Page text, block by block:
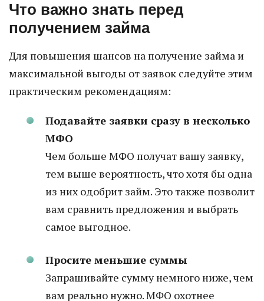
Что важно знать перед
получением займа
Для повышения шансов на получение займа и
максимальной выгоды от заявок следуйте этим
практическим рекомендациям:
Подавайте заявки сразу в несколько
МФО
Чем больше МФО получат вашу заявку,
тем выше вероятность, что хотя бы одна
из них одобрит займ. Это также позволит
вам сравнить предложения и выбрать
самое выгодное.
Просите меньшие суммы
Запрашивайте сумму немного ниже, чем
вам реально нужно. МФО охотнее